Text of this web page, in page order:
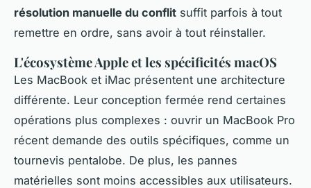
résolution manuelle du conflit suffit parfois à tout
remettre en ordre, sans avoir à tout réinstaller.
L'écosystème Apple et les spécificités macOS
Les MacBook et iMac présentent une architecture
différente. Leur conception fermée rend certaines
opérations plus complexes : ouvrir un MacBook Pro
récent demande des outils spécifiques, comme un
tournevis pentalobe. De plus, les pannes
matérielles sont moins accessibles aux utilisateurs.